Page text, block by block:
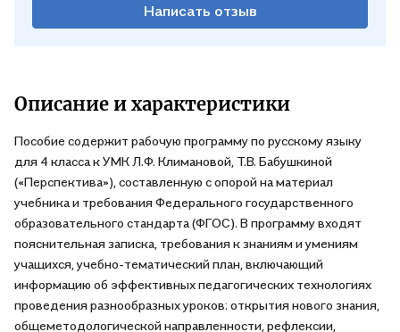
Написать отзыв
Описание и характеристики
Пособие содержит рабочую программу по русскому языку
для 4 класса к УМК Л.Ф. Климановой, Т.В. Бабушкиной
(«Перспектива»), составленную с опорой на материал
учебника и требования Федерального государственного
образовательного стандарта (ФГОС). В программу входят
пояснительная записка, требования к знаниям и умениям
учащихся, учебно-тематический план, включающий
информацию об эффективных педагогических технологиях
проведения разнообразных уроков: открытия нового знания,
общеметодологической направленности, рефлексии,